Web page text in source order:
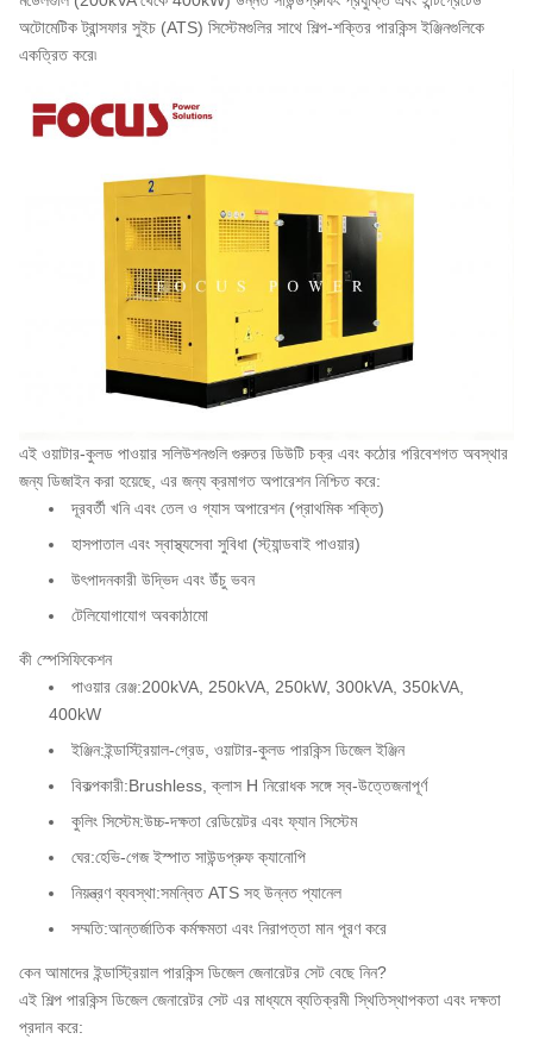
অটোমেটিক ট্রান্সফার সুইচ (ATS) সিস্টেমগুলির সাথে শিল্প-শক্তির পারকিন্স ইঞ্জিনগুলিকে
একত্রিত করে৷
এই ওয়াটার-কুলড পাওয়ার সলিউশনগুলি গুরুতর ডিউটি ​​চক্র এবং কঠোর পরিবেশগত অবস্থার
জন্য ডিজাইন করা হয়েছে, এর জন্য ক্রমাগত অপারেশন নিশ্চিত করে:
দূরবর্তী খনি এবং তেল ও গ্যাস অপারেশন (প্রাথমিক শক্তি)
হাসপাতাল এবং স্বাস্থ্যসেবা সুবিধা (স্ট্যান্ডবাই পাওয়ার)
উৎপাদনকারী উদ্ভিদ এবং উঁচু ভবন
টেলিযোগাযোগ অবকাঠামো
কী স্পেসিফিকেশন
পাওয়ার রেঞ্জ:200kVA, 250kVA, 250kW, 300kVA, 350kVA,
400kW
ইঞ্জিন:ইন্ডাস্ট্রিয়াল-গ্রেড, ওয়াটার-কুলড পারকিন্স ডিজেল ইঞ্জিন
বিকল্পকারী:Brushless, ক্লাস H নিরোধক সঙ্গে স্ব-উত্তেজনাপূর্ণ
কুলিং সিস্টেম:উচ্চ-দক্ষতা রেডিয়েটর এবং ফ্যান সিস্টেম
ঘের:হেভি-গেজ ইস্পাত সাউন্ডপ্রুফ ক্যানোপি
নিয়ন্ত্রণ ব্যবস্থা:সমন্বিত ATS সহ উন্নত প্যানেল
সম্মতি:আন্তর্জাতিক কর্মক্ষমতা এবং নিরাপত্তা মান পূরণ করে
কেন আমাদের ইন্ডাস্ট্রিয়াল পারকিন্স ডিজেল জেনারেটর সেট বেছে নিন?
এই শিল্প পারকিন্স ডিজেল জেনারেটর সেট এর মাধ্যমে ব্যতিক্রমী স্থিতিস্থাপকতা এবং দক্ষতা
প্রদান করে: